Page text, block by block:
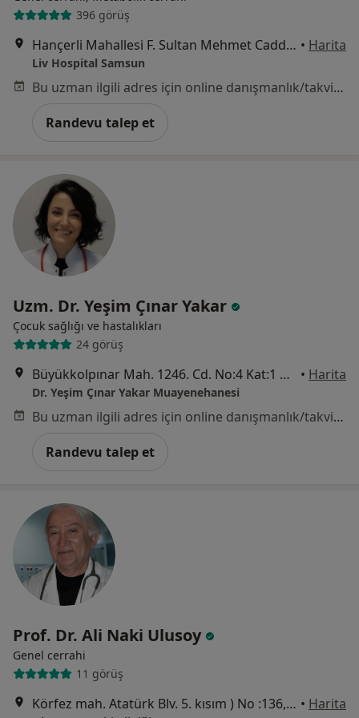
396 görüş
Hançerli Mahallesi F. Sultan Mehmet Caddesi No:155, İlkadım • Harita
Liv Hospital Samsun
Bu uzman ilgili adres için online danışmanlık/takvim sunmuyor.
Randevu talep et
Uzm. Dr. Yeşim Çınar Yakar
Çocuk sağlığı ve hastalıkları
24 görüş
Büyükkolpınar Mah. 1246. Cd. No:4 Kat:1 Daire:3 Atakum, Samsun • Harita
Dr. Yeşim Çınar Yakar Muayenehanesi
Bu uzman ilgili adres için online danışmanlık/takvim sunmuyor.
Randevu talep et
Prof. Dr. Ali Naki Ulusoy
Genel cerrahi
11 görüş
Körfez mah. Atatürk Blv. 5. kısım ) No :136, Samsun • Harita